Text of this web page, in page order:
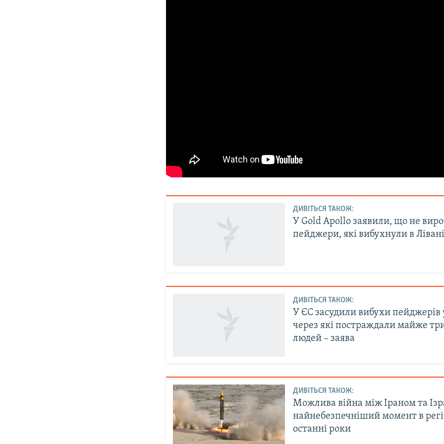
ДИВІТЬСЯ ТАКОЖ:
У Gold Apollo заявили, що не
пейджери, які вибухнули в Лівані
ДИВІТЬСЯ ТАКОЖ:
У ЄС засудили вибухи пейджерів
через які постраждали майже
людей – заява
ДИВІТЬСЯ ТАКОЖ:
Можлива війна між Іраном та
найнебезпечніший момент в
останні роки